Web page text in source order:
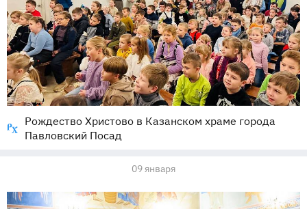
Рождество Христово в Казанском храме города
Павловский Посад
09 января